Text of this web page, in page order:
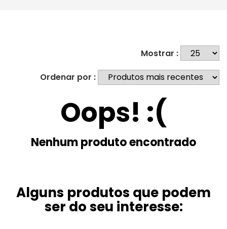
Mostrar :
Ordenar por :
Oops! :(
Nenhum produto encontrado
Alguns produtos que podem
ser do seu interesse: